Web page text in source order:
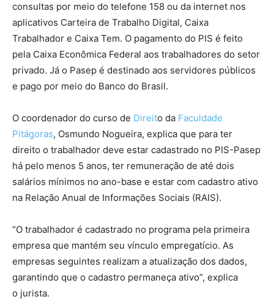
consultas por meio do telefone 158 ou da internet nos
aplicativos Carteira de Trabalho Digital, Caixa
Trabalhador e Caixa Tem. O pagamento do PIS é feito
pela Caixa Econômica Federal aos trabalhadores do setor
privado. Já o Pasep é destinado aos servidores públicos
e pago por meio do Banco do Brasil.
O coordenador do curso de Direito da Faculdade
Pitágoras, Osmundo Nogueira, explica que para ter
direito o trabalhador deve estar cadastrado no PIS-Pasep
há pelo menos 5 anos, ter remuneração de até dois
salários mínimos no ano-base e estar com cadastro ativo
na Relação Anual de Informações Sociais (RAIS).
“O trabalhador é cadastrado no programa pela primeira
empresa que mantém seu vínculo empregatício. As
empresas seguintes realizam a atualização dos dados,
garantindo que o cadastro permaneça ativo”, explica
o jurista.